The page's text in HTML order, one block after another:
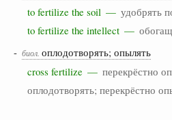
to fertilize the soil — удобрять
to fertilize the intellect —
- биол. оплодотворять; опылять
cross fertilize — перекрёстно
оплодотворять; перекрёстно